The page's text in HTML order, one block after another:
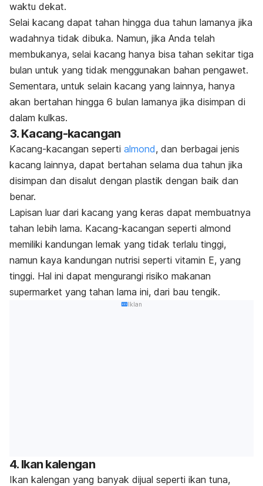
waktu dekat.
Selai kacang dapat tahan hingga dua tahun lamanya jika
wadahnya tidak dibuka. Namun, jika Anda telah
membukanya, selai kacang hanya bisa tahan sekitar tiga
bulan untuk yang tidak menggunakan bahan pengawet.
Sementara, untuk selain kacang yang lainnya, hanya
akan bertahan hingga 6 bulan lamanya jika disimpan di
dalam kulkas.
3. Kacang-kacangan
Kacang-kacangan seperti almond, dan berbagai jenis
kacang lainnya, dapat bertahan selama dua tahun jika
disimpan dan disalut dengan plastik dengan baik dan
benar.
Lapisan luar dari kacang yang keras dapat membuatnya
tahan lebih lama. Kacang-kacangan seperti almond
memiliki kandungan lemak yang tidak terlalu tinggi,
namun kaya kandungan nutrisi seperti vitamin E, yang
tinggi. Hal ini dapat mengurangi risiko makanan
supermarket yang tahan lama ini, dari bau tengik.
Iklan
4. Ikan kalengan
Ikan kalengan yang banyak dijual seperti ikan tuna,